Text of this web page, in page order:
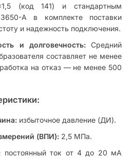
(код 141) и стандартным
A в комплекте поставки
и надежность подключения.
и долговечность:Средний
составляет не менее
на отказ — не менее 500
избыточное давление (ДИ).
(ВПИ): 2,5 МПа.
постоянный ток от 4 до 20 мА